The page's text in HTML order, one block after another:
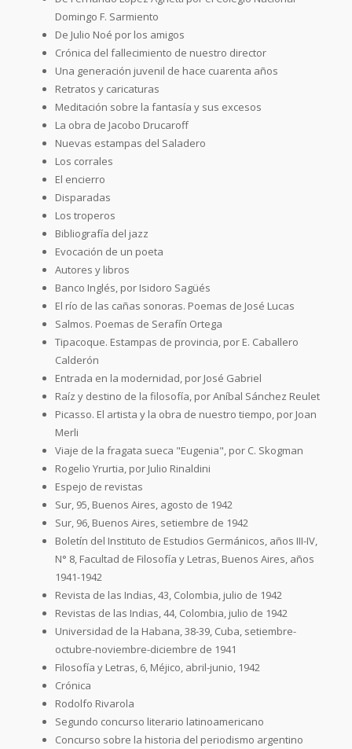
Domingo F. Sarmiento
De Julio Noé por los amigos
Crónica del fallecimiento de nuestro director
Una generación juvenil de hace cuarenta años
Retratos y caricaturas
Meditación sobre la fantasía y sus excesos
La obra de Jacobo Drucaroff
Nuevas estampas del Saladero
Los corrales
El encierro
Disparadas
Los troperos
Bibliografía del jazz
Evocación de un poeta
Autores y libros
Banco Inglés, por Isidoro Sagüés
El río de las cañas sonoras. Poemas de José Lucas
Salmos. Poemas de Serafín Ortega
Tipacoque. Estampas de provincia, por E. Caballero
Calderón
Entrada en la modernidad, por José Gabriel
Raíz y destino de la filosofía, por Aníbal Sánchez Reulet
Picasso. El artista y la obra de nuestro tiempo, por Joan
Merli
Viaje de la fragata sueca "Eugenia", por C. Skogman
Rogelio Yrurtia, por Julio Rinaldini
Espejo de revistas
Sur, 95, Buenos Aires, agosto de 1942
Sur, 96, Buenos Aires, setiembre de 1942
Boletín del Instituto de Estudios Germánicos, años III-IV,
N° 8, Facultad de Filosofía y Letras, Buenos Aires, años
1941-1942
Revista de las Indias, 43, Colombia, julio de 1942
Revistas de las Indias, 44, Colombia, julio de 1942
Universidad de la Habana, 38-39, Cuba, setiembre-
octubre-noviembre-diciembre de 1941
Filosofía y Letras, 6, Méjico, abril-junio, 1942
Crónica
Rodolfo Rivarola
Segundo concurso literario latinoamericano
Concurso sobre la historia del periodismo argentino